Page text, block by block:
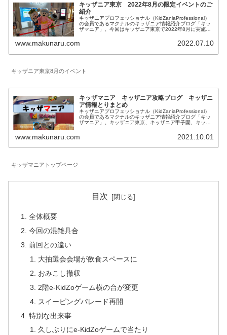
キッザニア東京 2022年8月の限定イベントのご
紹介
キッザニアプロフェッショナル（KidZaniaProfessional）
の会員であるマクナルのキッザニア情報紹介ブログ「キッ
ザマニア」。今回はキッザニア東京で2022年8月に実施さ
www.makunaru.com 2022.07.10
キッザニア東京8月のイベント
キッザマニア キッザニア攻略ブログ キッザニ
ア情報とりまとめ
キッザニアプロフェッショナル（KidZaniaProfessional）
の会員であるマクナルのキッザニア情報紹介ブログ「キッ
ザマニア」。キッザニア東京、キッザニア甲子園、キッザ
も記載したお仕事体験記、料金等に関係する予約方法、お
得な情報等を記載しています。
www.makunaru.com 2021.10.01
キッザマニアトップページ
目次
全体概要
今回の混雑具合
前回との違い
大抽選会会場が飲食スペースに
おみこし撤収
2階e-KidZoゲーム横の台が変更
スイーピングパレード再開
特別な出来事
久しぶりにe-KidZoゲームで当たり